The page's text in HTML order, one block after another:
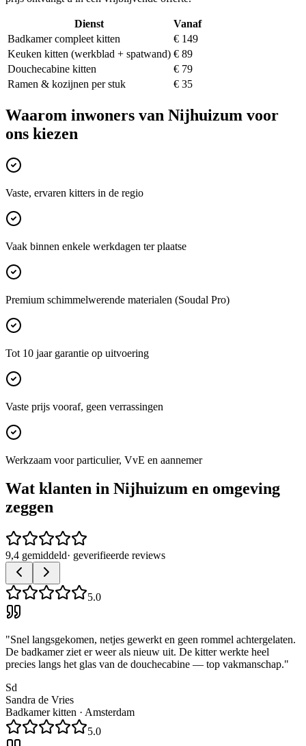
Dienst
Vanaf
Badkamer compleet kitten
€ 149
Keuken kitten (werkblad + spatwand) € 89
Douchecabine kitten
€ 79
Ramen & kozijnen per stuk
€ 35
Waarom inwoners van Nijhuizum voor
ons kiezen
Vaste, ervaren kitters in de regio
Vaak binnen enkele werkdagen ter plaatse
Premium schimmelwerende materialen (Soudal Pro)
Tot 10 jaar garantie op uitvoering
Vaste prijs vooraf, geen verrassingen
Werkzaam voor particulier, VvE en aannemer
Wat klanten in Nijhuizum en omgeving
zeggen
9,4 gemiddeld· geverifieerde reviews
5.0
"Snel langsgekomen, netjes gewerkt en geen rommel achtergelaten.
De badkamer ziet er weer als nieuw uit. De kitter werkte heel
precies langs het glas van de douchecabine — top vakmanschap."
Sd
Sandra de Vries
Badkamer kitten · Amsterdam
5.0